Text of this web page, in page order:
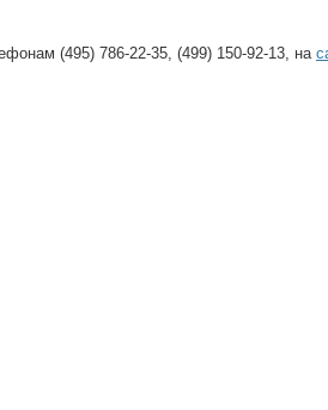
(495) 786-22-35, (499) 150-92-13, на